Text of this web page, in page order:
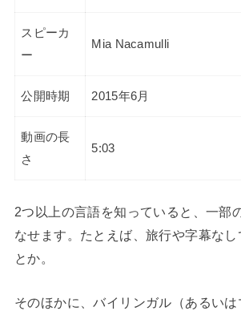
スピーカ
ー
Mia Nacamulli
公開時期 2015年6月
動画の長
さ
5:03
2つ以上の言語を知っていると、一部
なせます。たとえば、旅行や字幕なし
とか。
そのほかに、バイリンガル（あるいは